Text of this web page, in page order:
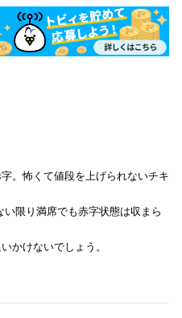
。怖くて値段を上げられないチキ
限り満席でも赤字状態は収まら
かけないでしょう。